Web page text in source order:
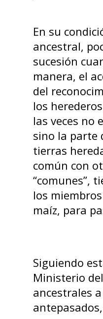
En su
ancestral,
sucesión
manera, el
del
los
las veces no
sino la parte
tierras
común con
“comunes”,
los
maíz, para
Siguiendo
Ministerio
ancestrales